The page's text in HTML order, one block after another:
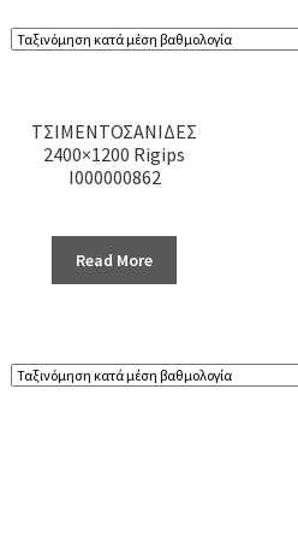
ΤΣΙΜΕΝΤΟΣΑΝΙΔΕΣ
2400×1200 Rigips
I000000862
Read More